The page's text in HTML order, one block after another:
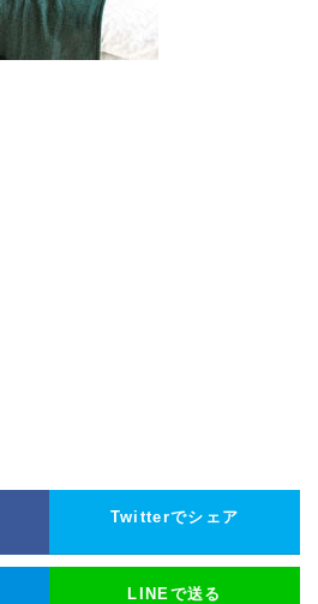
Twitterでシェア
LINEで送る